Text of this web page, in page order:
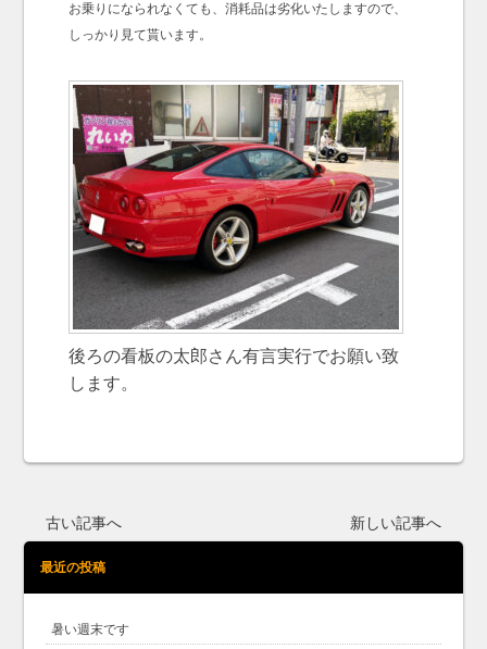
お乗りになられなくても、消耗品は劣化いたしますので、
しっかり見て貰います。
後ろの看板の太郎さん有言実行でお願い致
します。
古い記事へ 新しい記事へ
最近の投稿
暑い週末です